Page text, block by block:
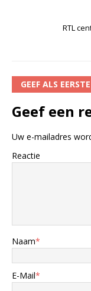
RTL
GEEF ALS
Geef een
Uw e-mailadres
Reactie
Naam*
E-Mail*